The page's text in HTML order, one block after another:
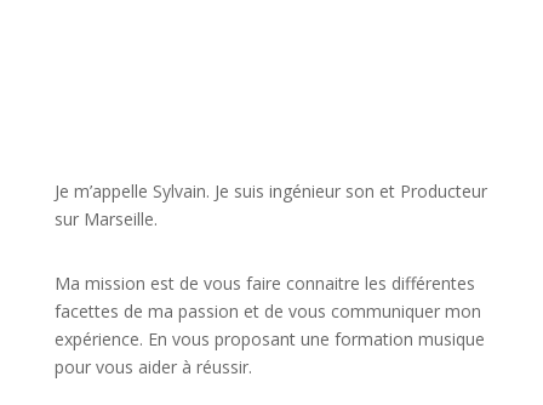
Je m’appelle Sylvain. Je suis ingénieur son et Producteur
sur Marseille.
Ma mission est de vous faire connaitre les différentes
facettes de ma passion et de vous communiquer mon
expérience. En vous proposant une formation musique
pour vous aider à réussir.